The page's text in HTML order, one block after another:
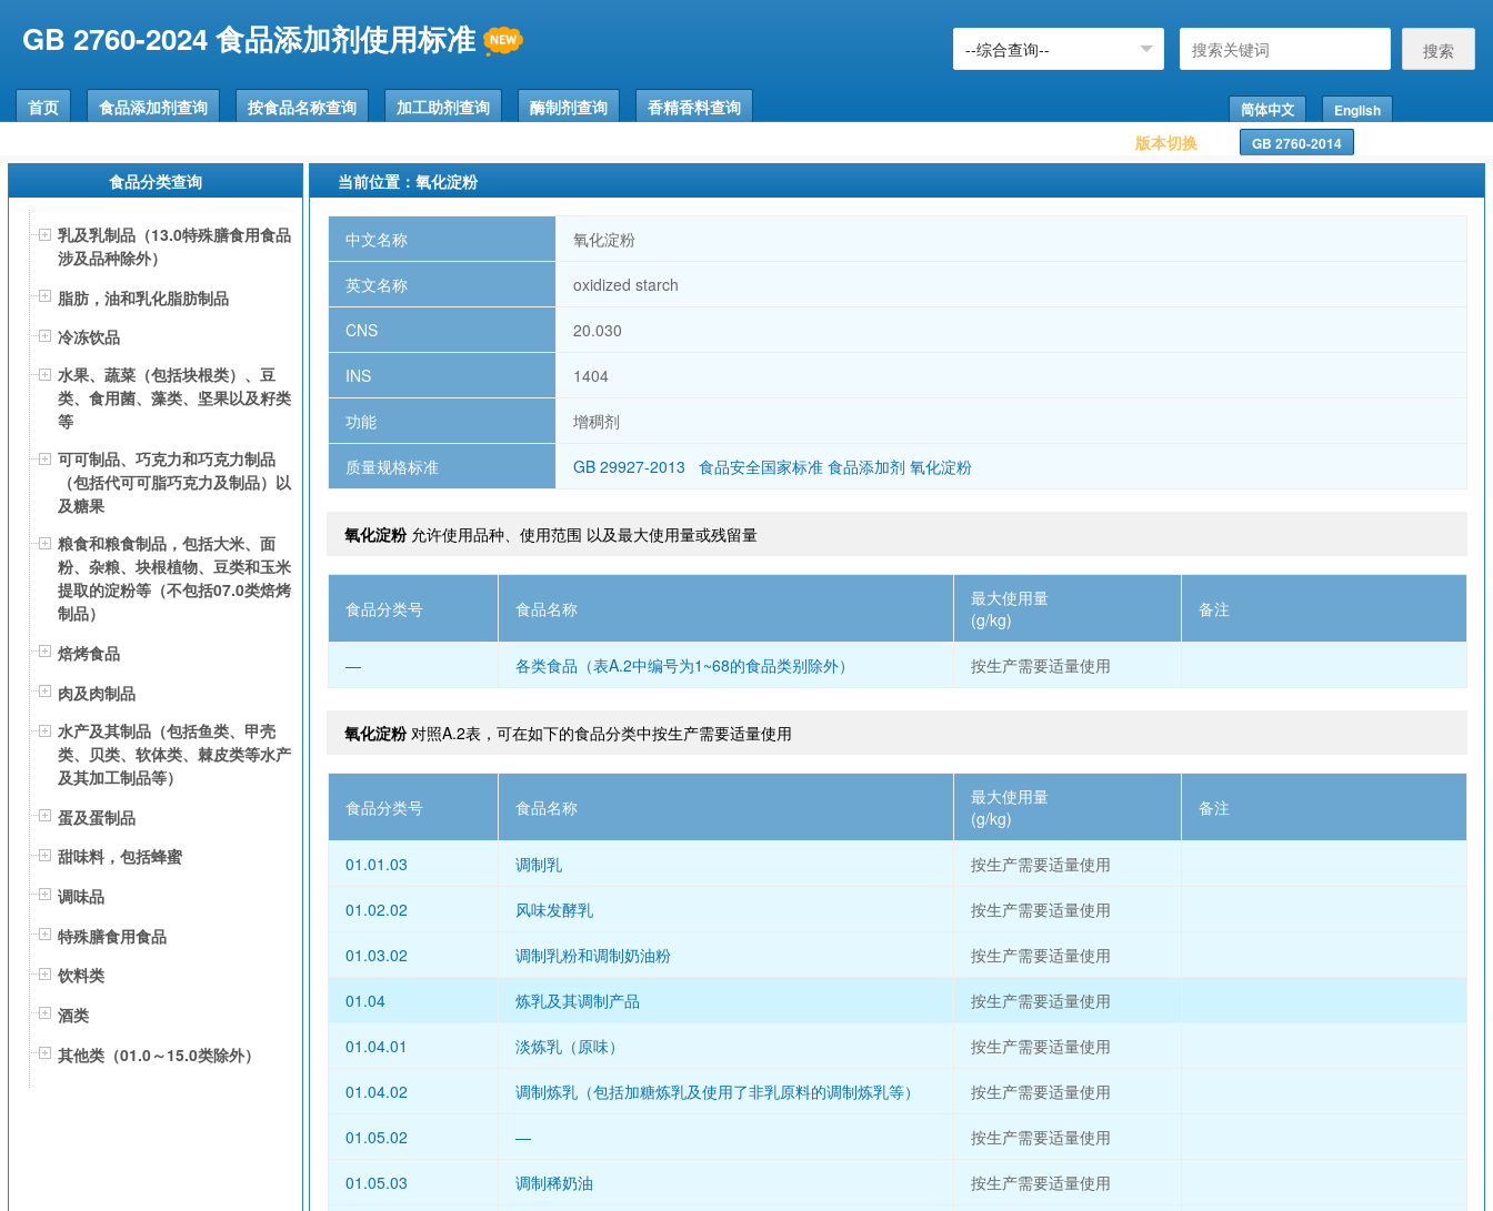
GB 2760-2024 食品添加剂使用标准 搜索
首页 食品添加剂查询 按食品名称查询 加工助剂查询 酶制剂查询
香精香料查询
版本切换
简体中文
English
GB 2760-2014
食品分类查询
乳及乳制品（13.0特殊膳食用食品
涉及品种除外）
脂肪，油和乳化脂肪制品
冷冻饮品
水果、蔬菜（包括块根类）、豆
类、食用菌、藻类、坚果以及籽类
等
可可制品、巧克力和巧克力制品
（包括代可可脂巧克力及制品）以
及糖果
粮食和粮食制品，包括大米、面
粉、杂粮、块根植物、豆类和玉米
提取的淀粉等（不包括07.0类焙烤
制品）
焙烤食品
肉及肉制品
水产及其制品（包括鱼类、甲壳
类、贝类、软体类、棘皮类等水产
及其加工制品等）
蛋及蛋制品
甜味料，包括蜂蜜
调味品
特殊膳食用食品
饮料类
酒类
其他类（01.0～15.0类除外）
当前位置：氧化淀粉
中文名称 氧化淀粉
英文名称 oxidized starch
CNS 20.030
INS 1404
功能 增稠剂
质量规格标准 GB 29927-2013 食品安全国家标准 食品添加剂 氧化淀粉
氧化淀粉允许使用品种、使用范围 以及最大使用量或残留量
食品分类号 食品名称
最大使用量
(g/kg)
备注
— 各类食品（表A.2中编号为1~68的食品类别除外） 按生产需要适量使用
氧化淀粉对照A.2表，可在如下的食品分类中按生产需要适量使用
食品分类号 食品名称
最大使用量
(g/kg)
备注
01.01.03 调制乳 按生产需要适量使用
01.02.02 风味发酵乳 按生产需要适量使用
01.03.02 调制乳粉和调制奶油粉 按生产需要适量使用
01.04 炼乳及其调制产品 按生产需要适量使用
01.04.01 淡炼乳（原味） 按生产需要适量使用
01.04.02 调制炼乳（包括加糖炼乳及使用了非乳原料的调制炼乳等） 按生产需要适量使用
01.05.02 — 按生产需要适量使用
01.05.03 调制稀奶油 按生产需要适量使用